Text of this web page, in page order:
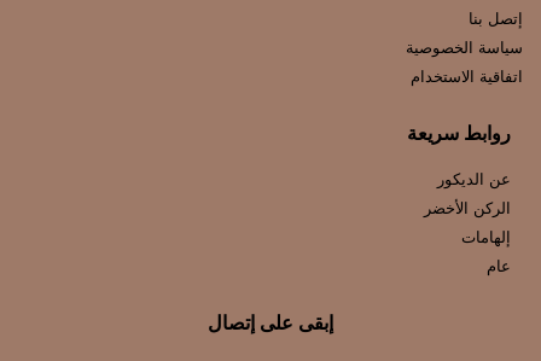
إتصل بنا
سياسة الخصوصية
اتفاقية الاستخدام
روابط سريعة
عن الديكور
الركن الأخضر
إلهامات
عام
إبقى على إتصال